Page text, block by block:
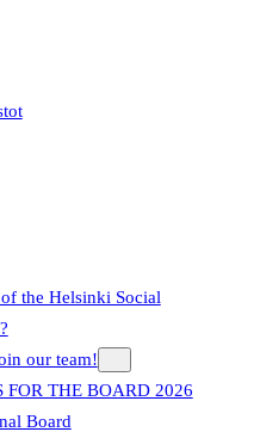
the Helsinki Social
our team!
FOR THE BOARD 2026
Board